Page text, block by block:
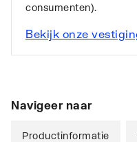
consumenten).
Bekijk onze
Navigeer naar
Productinformatie